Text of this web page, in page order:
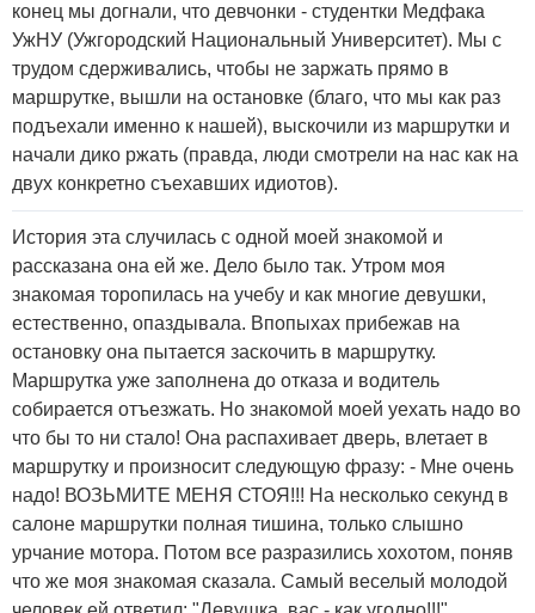
конец мы догнали, что девчонки - студентки Медфака
УжНУ (Ужгородский Национальный Университет). Мы с
трудом сдерживались, чтобы не заржать прямо в
маршрутке, вышли на остановке (благо, что мы как раз
подъехали именно к нашей), выскочили из маршрутки и
начали дико ржать (правда, люди смотрели на нас как на
двух конкретно съехавших идиотов).
История эта случилась с одной моей знакомой и
рассказана она ей же. Дело было так. Утром моя
знакомая торопилась на учебу и как многие девушки,
естественно, опаздывала. Впопыхах прибежав на
остановку она пытается заскочить в маршрутку.
Маршрутка уже заполнена до отказа и водитель
собирается отъезжать. Но знакомой моей уехать надо во
что бы то ни стало! Она распахивает дверь, влетает в
маршрутку и произносит следующую фразу: - Мне очень
надо! ВОЗЬМИТЕ МЕНЯ СТОЯ!!! На несколько секунд в
салоне маршрутки полная тишина, только слышно
урчание мотора. Потом все разразились хохотом, поняв
что же моя знакомая сказала. Самый веселый молодой